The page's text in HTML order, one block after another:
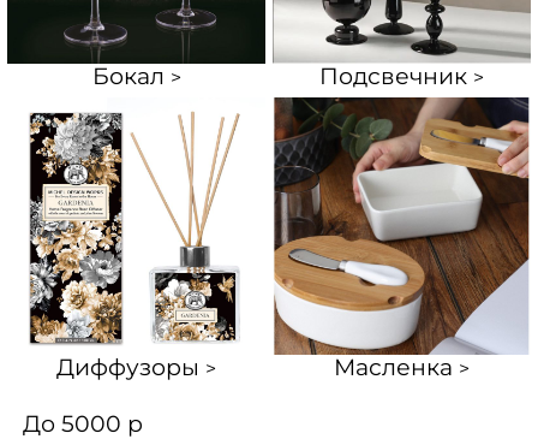
Бокал > Подсвечник >
Диффузоры > Масленка >
До 5000 р